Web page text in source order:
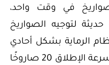
في وقت واحد،
لتوجيه الصواريخ
الرماية بشكل أحادي
أو بنظام الرشقات. وتبلغ سرعة الإطلاق 20 صاروخًا